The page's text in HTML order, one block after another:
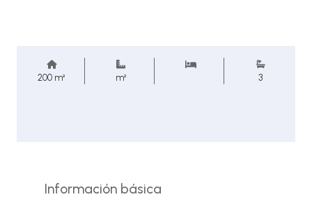
200 m² m² 3
Información básica